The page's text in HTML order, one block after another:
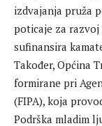
izdvajanja pruža
poticaje za
sufinansira
Također, Općina
formirane pri
(FIPA), koja
Podrška mladim